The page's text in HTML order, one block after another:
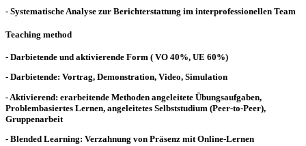
- Systematische Analyse zur Berichterstattung im interprofessionellen Team
Teaching method
- Darbietende und aktivierende Form ( VO 40%, UE 60%)
- Darbietende: Vortrag, Demonstration, Video, Simulation
- Aktivierend: erarbeitende Methoden angeleitete Übungsaufgaben,
Problembasiertes Lernen, angeleitetes Selbststudium (Peer-to-Peer),
Gruppenarbeit
- Blended Learning: Verzahnung von Präsenz mit Online-Lernen